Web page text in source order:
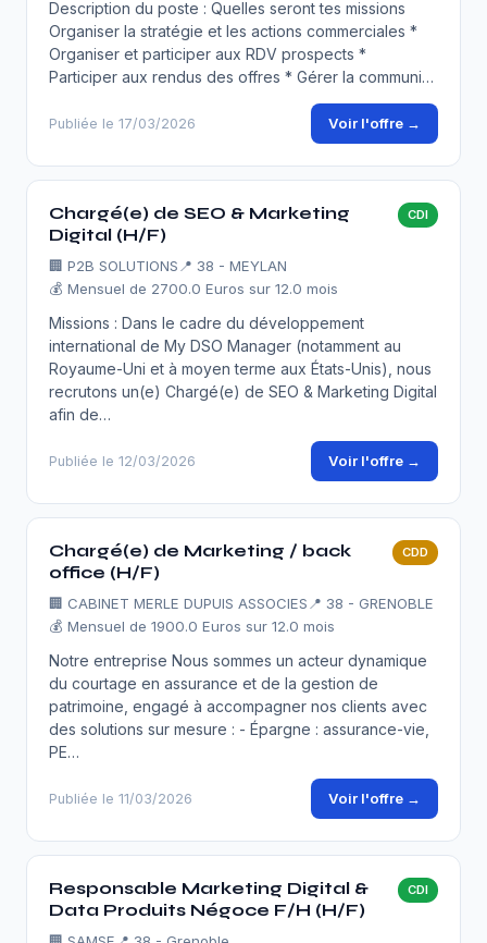
Description du poste : Quelles seront tes missions
Organiser la stratégie et les actions commerciales *
Organiser et participer aux RDV prospects *
Participer aux rendus des offres * Gérer la communi…
Publiée le 17/03/2026 Voir l'offre →
Chargé(e) de SEO & Marketing
Digital (H/F)
CDI
🏢 P2B SOLUTIONS 📍 38 - MEYLAN
💰 Mensuel de 2700.0 Euros sur 12.0 mois
Missions : Dans le cadre du développement
international de My DSO Manager (notamment au
Royaume-Uni et à moyen terme aux États-Unis), nous
recrutons un(e) Chargé(e) de SEO & Marketing Digital
afin de…
Publiée le 12/03/2026 Voir l'offre →
Chargé(e) de Marketing / back
office (H/F)
CDD
🏢 CABINET MERLE DUPUIS ASSOCIES 📍 38 - GRENOBLE
💰 Mensuel de 1900.0 Euros sur 12.0 mois
Notre entreprise Nous sommes un acteur dynamique
du courtage en assurance et de la gestion de
patrimoine, engagé à accompagner nos clients avec
des solutions sur mesure : - Épargne : assurance-vie,
PE…
Publiée le 11/03/2026 Voir l'offre →
Responsable Marketing Digital &
Data Produits Négoce F/H (H/F)
CDI